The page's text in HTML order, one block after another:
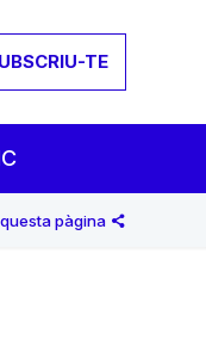
TE
pàgina